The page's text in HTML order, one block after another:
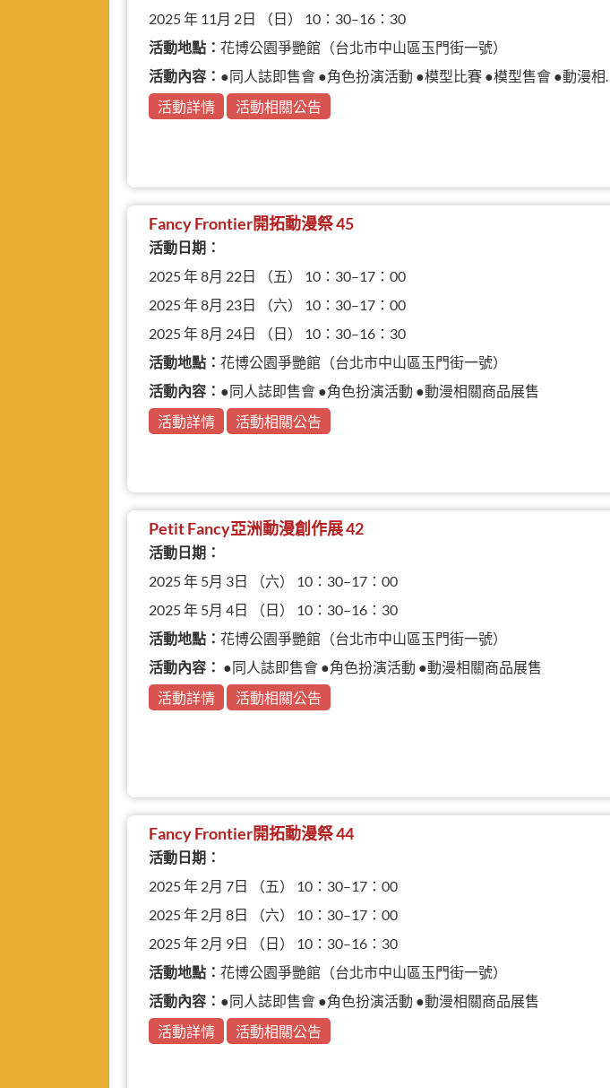
2025 年 11月 2日 （日） 10：30–16：30
活動地點：花博公園爭艷館（台北市中山區玉門街一號）
活動內容： ●同人誌即售會 ●角色扮演活動 ●模型比賽 ●模型售會 ●動漫相關商品展售
活動詳情
活動相關公告
Fancy Frontier開拓動漫祭 45
活動日期：
2025 年 8月 22日 （五） 10：30–17：00
2025 年 8月 23日 （六） 10：30–17：00
2025 年 8月 24日 （日） 10：30–16：30
活動地點：花博公園爭艷館（台北市中山區玉門街一號）
活動內容： ●同人誌即售會 ●角色扮演活動 ●動漫相關商品展售
活動詳情
活動相關公告
Petit Fancy亞洲動漫創作展 42
活動日期：
2025 年 5月 3日 （六） 10：30–17：00
2025 年 5月 4日 （日） 10：30–16：30
活動地點：花博公園爭艷館（台北市中山區玉門街一號）
活動內容： ●同人誌即售會 ●角色扮演活動 ●動漫相關商品展售
活動詳情
活動相關公告
Fancy Frontier開拓動漫祭 44
活動日期：
2025 年 2月 7日 （五） 10：30–17：00
2025 年 2月 8日 （六） 10：30–17：00
2025 年 2月 9日 （日） 10：30–16：30
活動地點：花博公園爭艷館（台北市中山區玉門街一號）
活動內容： ●同人誌即售會 ●角色扮演活動 ●動漫相關商品展售
活動詳情
活動相關公告